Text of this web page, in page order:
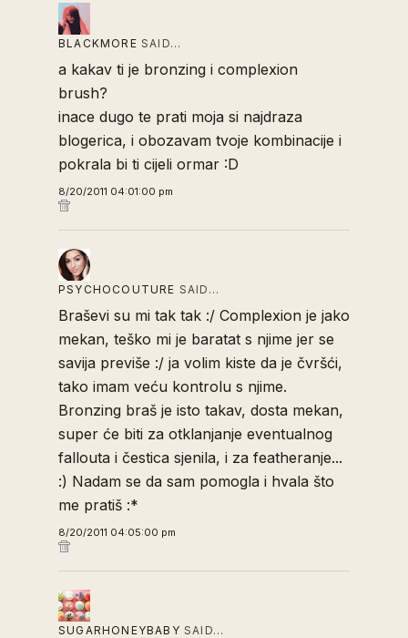
BLACKMORE SAID…
a kakav ti je bronzing i complexion
brush?
inace dugo te prati moja si najdraza
blogerica, i obozavam tvoje kombinacije i
pokrala bi ti cijeli ormar :D
8/20/2011 04:01:00 pm
PSYCHOCOUTURE SAID…
Braševi su mi tak tak :/ Complexion je jako
mekan, teško mi je baratat s njime jer se
savija previše :/ ja volim kiste da je čvršći,
tako imam veću kontrolu s njime.
Bronzing braš je isto takav, dosta mekan,
super će biti za otklanjanje eventualnog
fallouta i čestica sjenila, i za featheranje...
:) Nadam se da sam pomogla i hvala što
me pratiš :*
8/20/2011 04:05:00 pm
SUGARHONEYBABY SAID…